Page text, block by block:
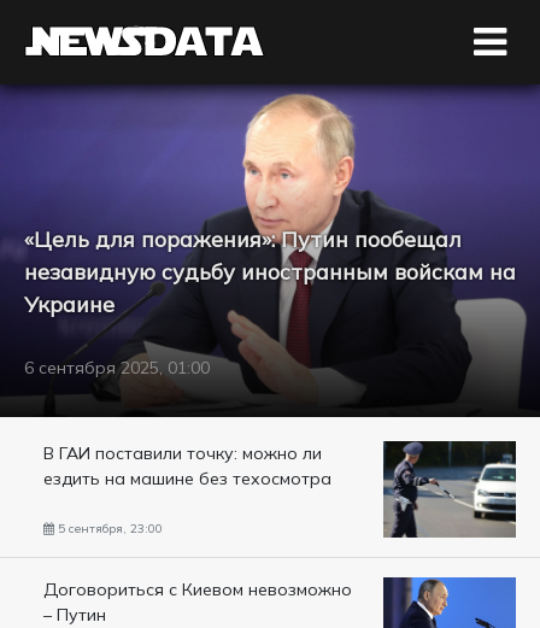
«Цель для поражения»: Путин пообещал
незавидную судьбу иностранным войскам на
Украине
6 сентября 2025, 01:00
В ГАИ поставили точку: можно ли
ездить на машине без техосмотра
5 сентября, 23:00
Договориться с Киевом невозможно
– Путин